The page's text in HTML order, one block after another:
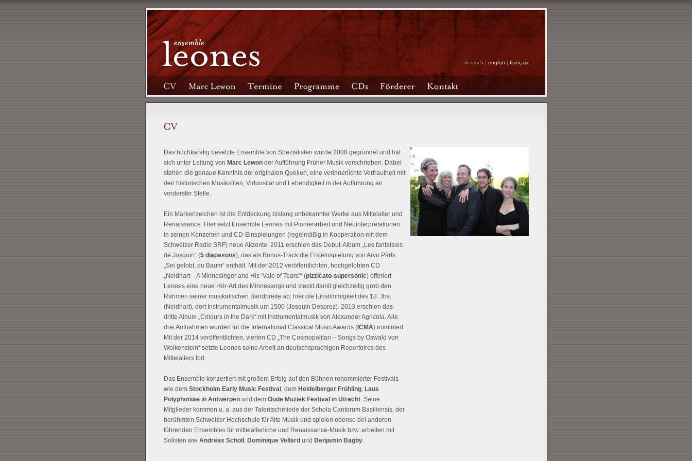
deutsch | english | français
Das hochkarätig besetzte Ensemble von Spezialisten wurde 2008 gegründet und hat
sich unter Leitung von Marc Lewonder Aufführung Früher Musik verschrieben. Dabei
stehen die genaue Kenntnis der originalen Quellen, eine verinnerlichte Vertrautheit mit
den historischen Musikstilen, Virtuosität und Lebendigkeit in der Aufführung an
vorderster Stelle.
Ein Markenzeichen ist die Entdeckung bislang unbekannter Werke aus Mittelalter und
Renaissance. Hier setzt Ensemble Leones mit Pionierarbeit und Neuinterpretationen
in seinen Konzerten und CD-Einspielungen (regelmäßig in Kooperation mit dem
Schweizer Radio SRF) neue Akzente: 2011 erschien das Debut-Album „Les fantaisies
de Josquin“ (5 diapasons), das als Bonus-Track die Ersteinspielung von Arvo Pärts
„Sei gelobt, du Baum“ enthält. Mit der 2012 veröffentlichten, hochgelobten CD
„Neidhart – A Minnesinger and His ’Vale of Tears’“ (pizzicato-supersonic) offeriert
Leones eine neue Hör-Art des Minnesangs und steckt damit gleichzeitig grob den
Rahmen seiner musikalischen Bandbreite ab: hier die Einstimmigkeit des 13. Jhs.
(Neidhart), dort Instrumentalmusik um 1500 (Josquin Desprez). 2013 erschien das
dritte Album „Colours in the Dark“ mit Instrumentalmusik von Alexander Agricola. Alle
drei Aufnahmen wurden für die International Classical Music Awards (ICMA) nominiert.
Mit der 2014 veröffentlichten, vierten CD „The Cosmopolitan – Songs by Oswald von
Wolkenstein“ setzte Leones seine Arbeit an deutschsprachigen Repertoires des
Mittelalters fort.
Das Ensemble konzertiert mit großem Erfolg auf den Bühnen renommierter Festivals
wie dem Stockholm Early Music Festival , dem Heidelberger Frühling, Laus
Polyphoniae in Antwerpenund dem Oude Muziek Festival in Utrecht. Seine
Mitglieder kommen u. a. aus der Talentschmiede der Schola Cantorum Basiliensis, der
berühmten Schweizer Hochschule für Alte Musik und spielen ebenso bei anderen
führenden Ensembles für mittelalterliche und Renaissance-Musik bzw. arbeiten mit
Solisten wie Andreas Scholl , Dominique Vellard und Benjamin Bagby.